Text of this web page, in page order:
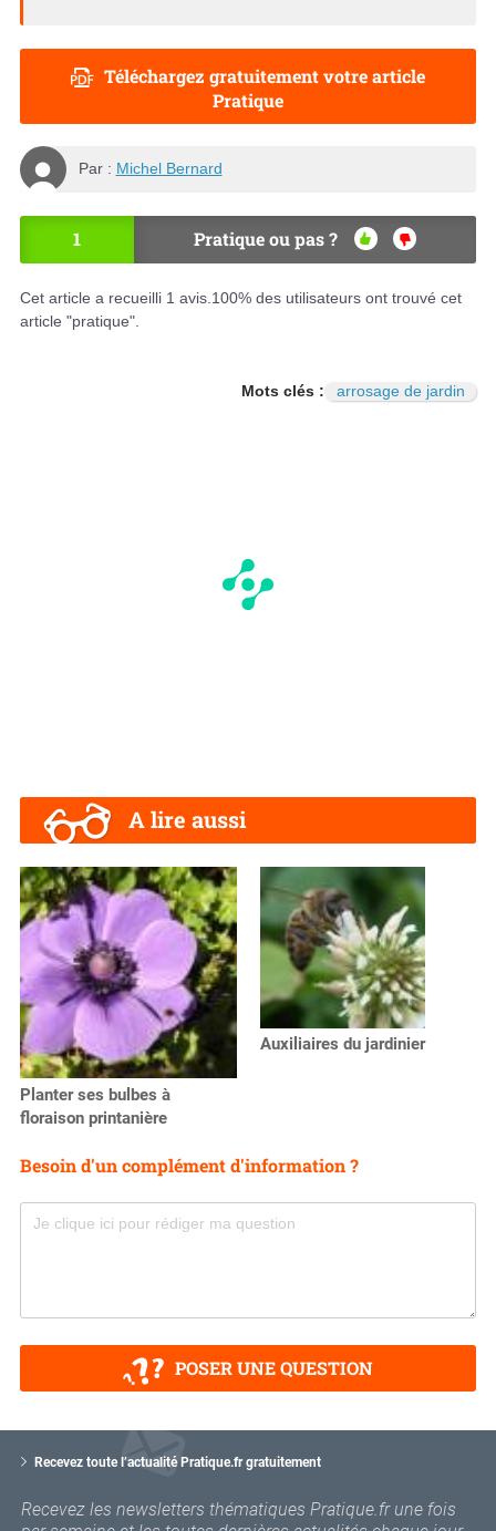
Téléchargez gratuitement votre article
Pratique
Par : Michel Bernard
1 Pratique ou pas ?
OU
NO
N
Cet article a recueilli 1 avis. 100% des utilisateurs ont trouvé cet
article "pratique".
Mots clés : arrosage de jardin
A lire aussi
Planter ses bulbes à
floraison printanière
Auxiliaires du jardinier
Besoin d'un complément d'information ?
POSER UNE QUESTION
Recevez toute l’actualité Pratique.fr gratuitement
Recevez les newsletters thématiques Pratique.fr une fois
o
r
e